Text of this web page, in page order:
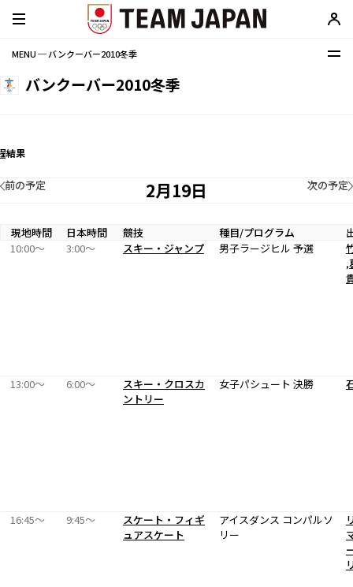
MENU ─ バンクーバー2010冬季
バンクーバー2010冬季
結果
2月19日
前の予定 次の予定
現地時間 日本時間 競技 種目/プログラム
10:00〜
3:00〜 スキー・ジャンプ 男子ラージヒル 予選
,
13:00〜 6:00〜
スキー・クロスカ
ントリー
女子パシュート 決勝
16:45〜 9:45〜
スケート・フィギ
ュアスケート
アイスダンス コンパルソ
リー